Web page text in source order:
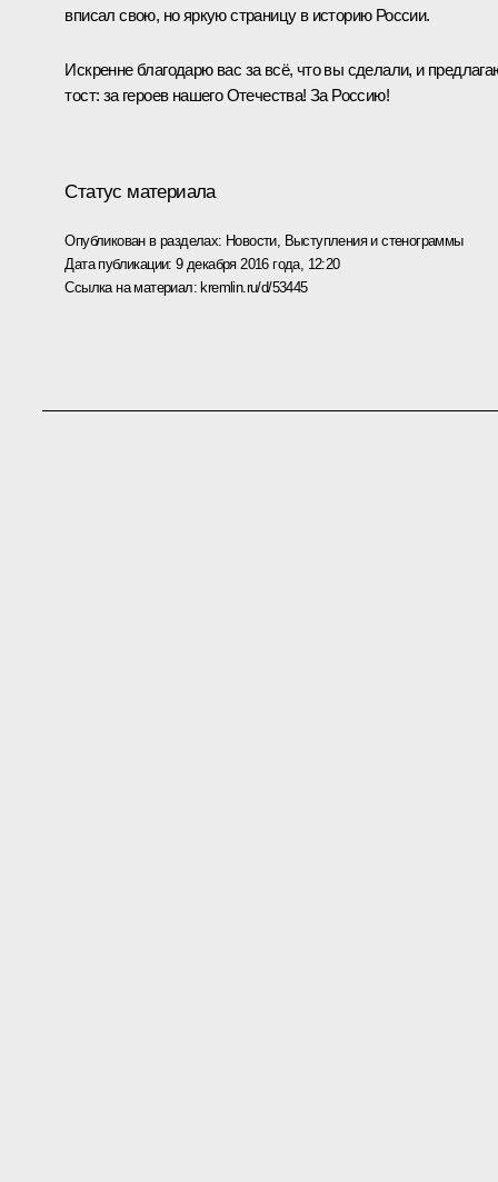
вписал свою, но яркую страницу в историю России.
Искренне благодарю вас за всё, что вы сделали, и
тост: за героев нашего Отечества! За Россию!
Статус материала
Опубликован в разделах: Новости, Выступления и стенограммы
Дата публикации:9 декабря 2016 года, 12:20
Ссылка на материал: kremlin.ru/d/53445